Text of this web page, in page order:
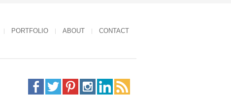
PORTFOLIO ABOUT CONTACT